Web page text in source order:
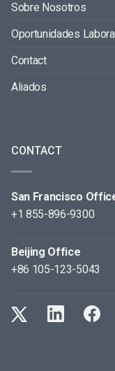
Sobre Nosotros
Oportunidades
Contact
Aliados
CONTACT
San Francisco
+1 855-896-9300
Beijing Office
+86 105-123-5043